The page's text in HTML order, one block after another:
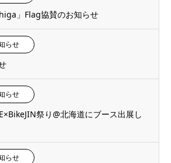
」Flag協賛のお知らせ
らせ
らせ
祭り@北海道にブース出展し
らせ